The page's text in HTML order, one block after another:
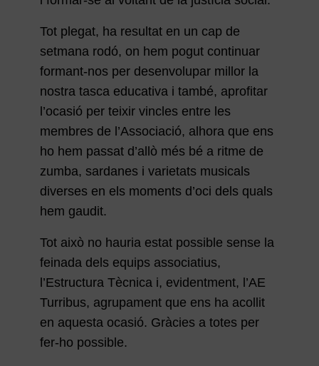
Tot plegat, ha resultat en un cap de
setmana rodó, on hem pogut continuar
formant-nos per desenvolupar millor la
nostra tasca educativa i també, aprofitar
l’ocasió per teixir vincles entre les
membres de l’Associació, alhora que ens
ho hem passat d’allò més bé a ritme de
zumba, sardanes i varietats musicals
diverses en els moments d’oci dels quals
hem gaudit.
Tot això no hauria estat possible sense la
feinada dels equips associatius,
l’Estructura Tècnica i, evidentment, l’AE
Turribus, agrupament que ens ha acollit
en aquesta ocasió. Gràcies a totes per
fer-ho possible.